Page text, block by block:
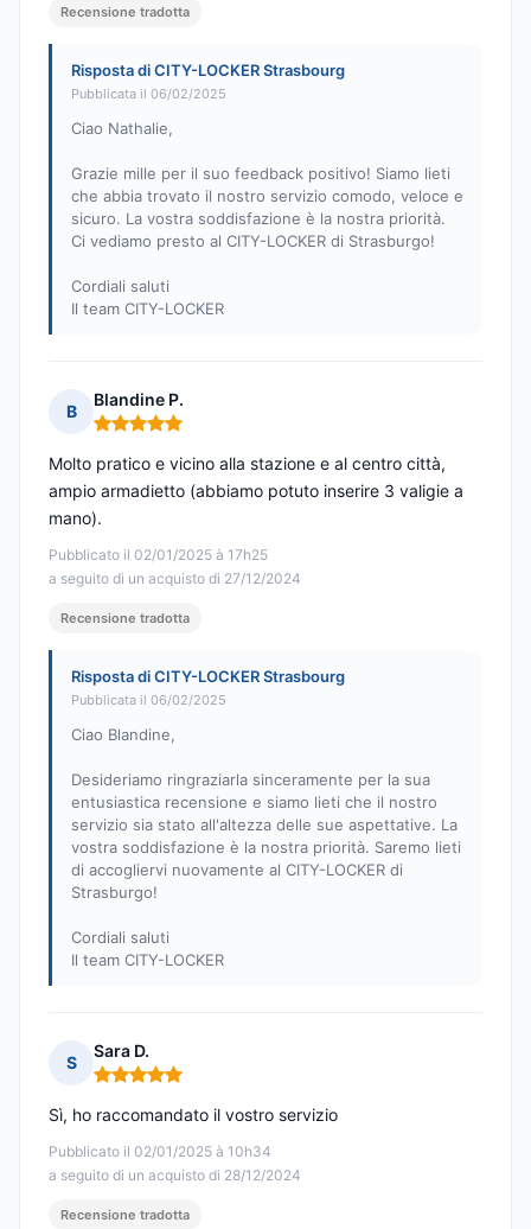
Recensione tradotta
Risposta di CITY-LOCKER Strasbourg
Pubblicata il 06/02/2025
Ciao Nathalie,
Grazie mille per il suo feedback positivo! Siamo lieti
che abbia trovato il nostro servizio comodo, veloce e
sicuro. La vostra soddisfazione è la nostra priorità.
Ci vediamo presto al CITY-LOCKER di Strasburgo!
Cordiali saluti
Il team CITY-LOCKER
B
Blandine P.
Nota: 5 su 5
Pubblicato il 02/01/2025 à 17h25
a seguito di un acquisto di 27/12/2024
Molto pratico e vicino alla stazione e al centro città,
ampio armadietto (abbiamo potuto inserire 3 valigie a
mano).
Recensione tradotta
Risposta di CITY-LOCKER Strasbourg
Pubblicata il 06/02/2025
Ciao Blandine,
Desideriamo ringraziarla sinceramente per la sua
entusiastica recensione e siamo lieti che il nostro
servizio sia stato all'altezza delle sue aspettative. La
vostra soddisfazione è la nostra priorità. Saremo lieti
di accogliervi nuovamente al CITY-LOCKER di
Strasburgo!
Cordiali saluti
Il team CITY-LOCKER
S
Sara D.
Nota: 5 su 5
Pubblicato il 02/01/2025 à 10h34
a seguito di un acquisto di 28/12/2024
Sì, ho raccomandato il vostro servizio
Recensione tradotta